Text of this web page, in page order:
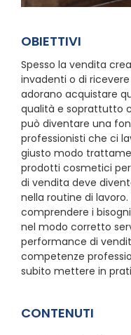
OBIETTIVI
Spesso la vendita
invadenti o di
adorano acquistare
qualità e soprattutto
può diventare una
professionisti che ci
giusto modo
prodotti cosmetici
di vendita deve
nella routine di
comprendere i
nel modo corretto
performance di
competenze
subito mettere in
CONTENUTI